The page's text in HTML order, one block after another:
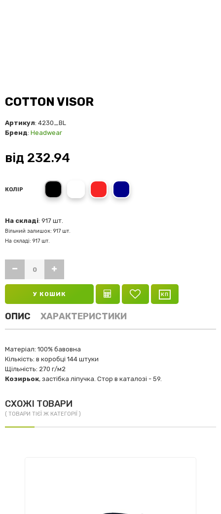
COTTON VISOR
Артикул: 4230_BL
Бренд: Headwear
від 232.94
КОЛІР
Black Red Navy
На складі: 917 шт.
Вільний залишок: 917 шт.
На складі: 917 шт.
У КОШИК
ОПИС ХАРАКТЕРИСТИКИ
Матеріал: 100% бавовна
Кількість: в коробці 144 штуки
Щільність: 270 г/м2
Козирьок, застібка ліпучка. Стор в каталозі - 59.
СХОЖІ ТОВАРИ
( ТОВАРИ ТІЄЇ Ж КАТЕГОРІЇ )